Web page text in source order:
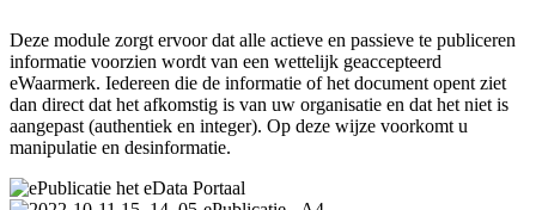
Deze module zorgt ervoor dat alle actieve en passieve te publiceren
informatie voorzien wordt van een wettelijk geaccepteerd
eWaarmerk. Iedereen die de informatie of het document opent ziet
dan direct dat het afkomstig is van uw organisatie en dat het niet is
aangepast (authentiek en integer). Op deze wijze voorkomt u
manipulatie en desinformatie.